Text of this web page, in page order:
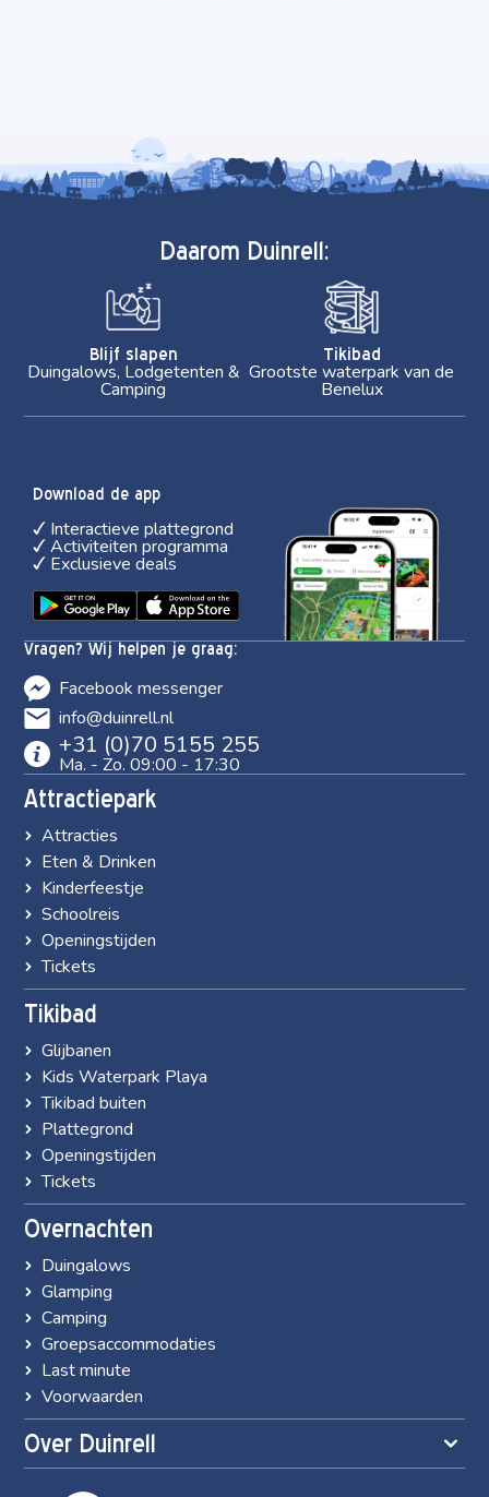
Daarom Duinrell:
Blijf slapen
Duingalows, Lodgetenten &
Camping
Tikibad
Grootste waterpark van de
Benelux
Vragen? Wij helpen je graag:
Facebook messenger
info@duinrell.nl
+31 (0)70 5155 255
Ma. - Zo. 09:00 - 17:30
Download de app
Interactieve plattegrond
Activiteiten programma
Exclusieve deals
Attractiepark
Attracties
Eten & Drinken
Kinderfeestje
Schoolreis
Openingstijden
Tickets
Tikibad
Glijbanen
Kids Waterpark Playa
Tikibad buiten
Plattegrond
Openingstijden
Tickets
Overnachten
Duingalows
Glamping
Camping
Groepsaccommodaties
Last minute
Voorwaarden
Over Duinrell